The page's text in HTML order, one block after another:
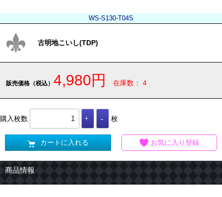
WS-S130-T04S
古明地こいし(TDP)
販売価格（税込） 4,980円 在庫数： 4
購入枚数 枚
カートに入れる お気に入り登録
商品情報